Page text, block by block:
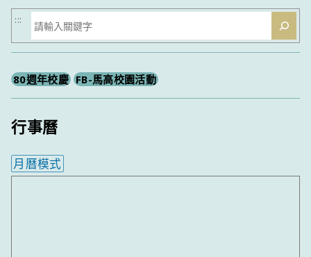
搜
尋
:::
80週年校慶 FB-馬高校園活動
行事曆
月曆模式